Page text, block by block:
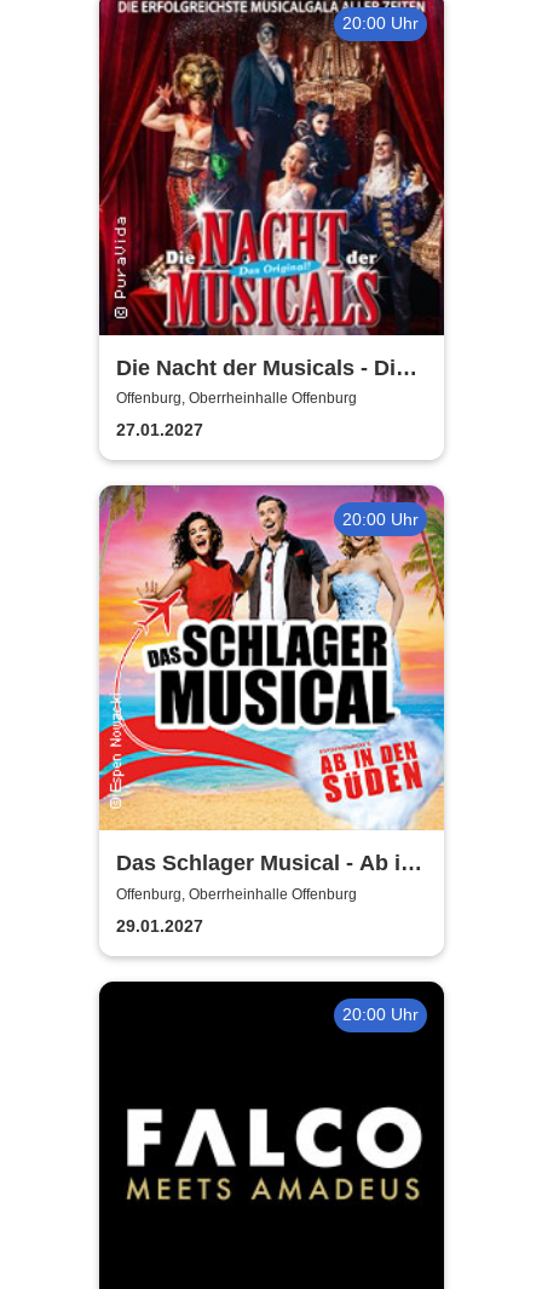
20:00 Uhr
Die Nacht der Musicals - Die
erfolgreichste Musicalgala
aller Zeiten
Offenburg, Oberrheinhalle Offenburg
27.01.2027
20:00 Uhr
Das Schlager Musical - Ab in
den Süden 2026/2027
Offenburg, Oberrheinhalle Offenburg
29.01.2027
20:00 Uhr